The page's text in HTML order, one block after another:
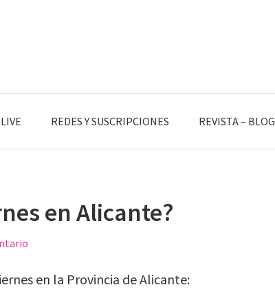
LIVE REDES Y SUSCRIPCIONES REVISTA – BLOG
en Alicante?
en la Provincia de Alicante: